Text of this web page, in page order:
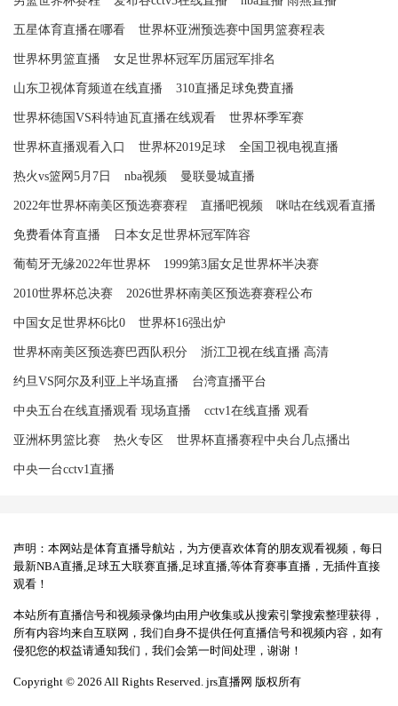
五星体育直播在哪看 世界杯亚洲预选赛中国男篮赛程表
世界杯男篮直播 女足世界杯冠军历届冠军排名
山东卫视体育频道在线直播 310直播足球免费直播
世界杯德国VS科特迪瓦直播在线观看 世界杯季军赛
世界杯直播观看入口 世界杯2019足球 全国卫视电视直播
热火vs篮网5月7日 nba视频 曼联曼城直播
2022年世界杯南美区预选赛赛程 直播吧视频 咪咕在线观看直播
免费看体育直播 日本女足世界杯冠军阵容
葡萄牙无缘2022年世界杯 1999第3届女足世界杯半决赛
2010世界杯总决赛 2026世界杯南美区预选赛赛程公布
中国女足世界杯6比0 世界杯16强出炉
世界杯南美区预选赛巴西队积分 浙江卫视在线直播 高清
约旦VS阿尔及利亚上半场直播 台湾直播平台
中央五台在线直播观看 现场直播 cctv1在线直播 观看
亚洲杯男篮比赛 热火专区 世界杯直播赛程中央台几点播出
中央一台cctv1直播
声明：本网站是体育直播导航站，为方便喜欢体育的朋友观看视频，每日
最新NBA直播,足球五大联赛直播,足球直播,等体育赛事直播，无插件直接
观看！
本站所有直播信号和视频录像均由用户收集或从搜索引擎搜索整理获得，
所有内容均来自互联网，我们自身不提供任何直播信号和视频内容，如有
侵犯您的权益请通知我们，我们会第一时间处理，谢谢！
Copyright © 2026 All Rights Reserved. jrs直播网 版权所有